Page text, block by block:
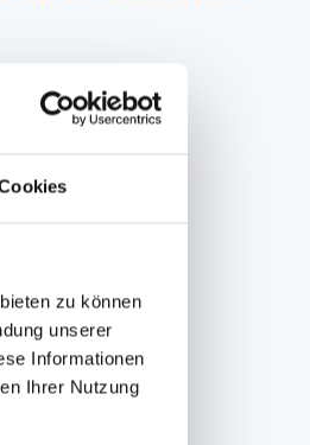
zu können
unserer
Informationen
Ihrer Nutzung